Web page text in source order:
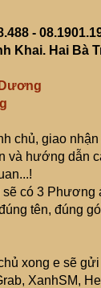
-
Khai. Hai Bà
chủ, giao nhận
và hướng dẫn
có 3 Phương
tên, đúng
xong e sẽ
XanhSM,